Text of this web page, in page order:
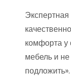
Экспертная
комфорта у
мебель и